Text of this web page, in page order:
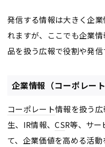
発信する情報は大きく企
れますが、ここでも企業
品を扱う広報で役割や発信
企業情報（コーポレー
コーポレート情報を扱う
生、IR情報、CSR等、サー
て、企業価値を高める活動